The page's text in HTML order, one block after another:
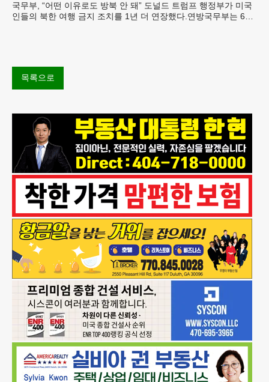
국무부, “어떤 이유로도 방북 안 돼” 도널드 트럼프 행정부가 미국
인들의 북한 여행 금지 조치를 1년 더 연장했다.연방국무부는 6일
목록으로